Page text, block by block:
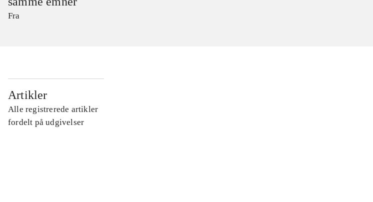
Fra
Artikler
Alle registrerede artikler
fordelt på udgivelser